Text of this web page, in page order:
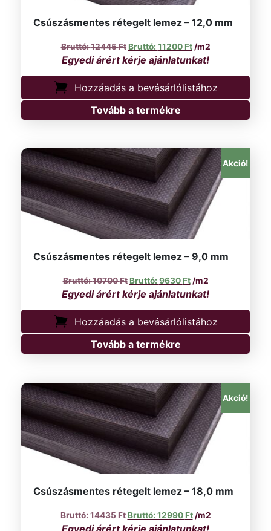
Csúszásmentes rétegelt lemez – 12,0 mm
12445Ft Original price was: 12445 Ft.
11200 FtCurrent price is:
/m2
Hozzáadás a bevásárlólistához
Tovább a termékre
Akció!
Csúszásmentes rétegelt lemez – 9,0 mm
10700Ft Original price was: 10700 Ft.
9630 FtCurrent price is:
/m2
Hozzáadás a bevásárlólistához
Tovább a termékre
Akció!
Csúszásmentes rétegelt lemez – 18,0 mm
14435Ft Original price was: 14435 Ft.
12990 FtCurrent price is:
/m2